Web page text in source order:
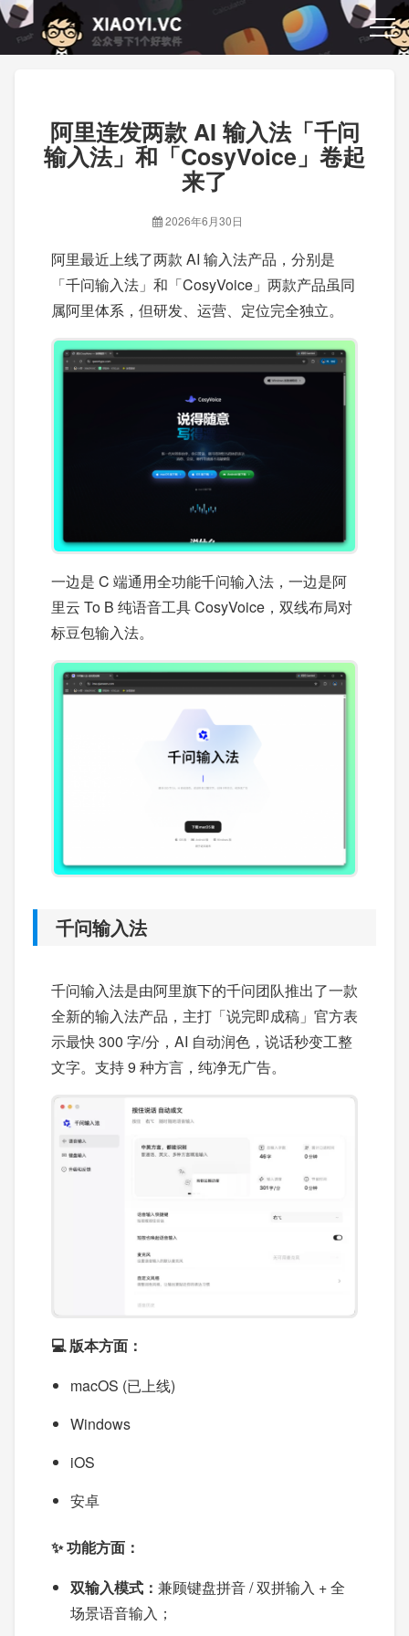
阿里连发两款 AI 输入法「千问
输入法」和「CosyVoice」卷起
来了
2026年6月30日
阿里最近上线了两款 AI 输入法产品，分别是
「千问输入法」和「CosyVoice」两款产品虽同
属阿里体系，但研发、运营、定位完全独立。
一边是 C 端通用全功能千问输入法，一边是阿
里云 To B 纯语音工具 CosyVoice，双线布局对
标豆包输入法。
千问输入法
千问输入法是由阿里旗下的千问团队推出了一款
全新的输入法产品，主打「说完即成稿」官方表
示最快 300 字/分，AI 自动润色，说话秒变工整
文字。支持 9 种方言，纯净无广告。
💻 版本方面：
macOS (已上线)
Windows
iOS
安卓
✨ 功能方面：
双输入模式： 兼顾键盘拼音 / 双拼输入 + 全
场景语音输入；